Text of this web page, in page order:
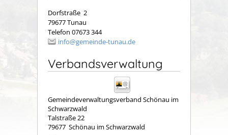
Dorfstraße 2
79677 Tunau
Telefon 07673 344
info@gemeinde-tunau.de
Verbandsverwaltung
Gemeindeverwaltungsverband Schönau im
Schwarzwald
Talstraße 22
79677 Schönau im Schwarzwald